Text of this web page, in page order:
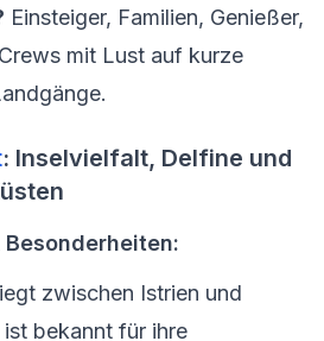
Einsteiger, Familien, Genießer,
mit Lust auf kurze
: Inselvielfalt, Delfine und
zwischen Istrien und
bekannt für ihre